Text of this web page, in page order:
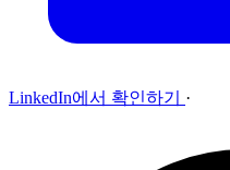
LinkedIn에서 확인하기 ·